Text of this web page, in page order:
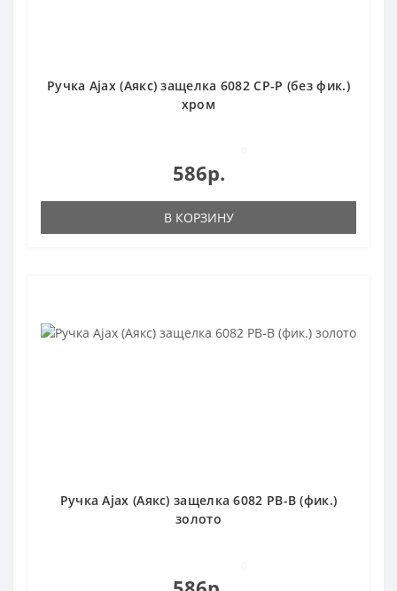
Ручка Ajax (Аякс) защелка 6082 CP-P (без фик.)
хром
586р.
В КОРЗИНУ
Ручка Ajax (Аякс) защелка 6082 PB-B (фик.)
золото